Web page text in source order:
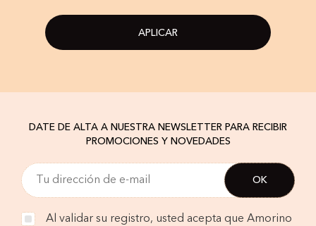
APLICAR
DATE DE ALTA A NUESTRA NEWSLETTER PARA RECIBIR
PROMOCIONES Y NOVEDADES
Al validar su registro, usted acepta que Amorino